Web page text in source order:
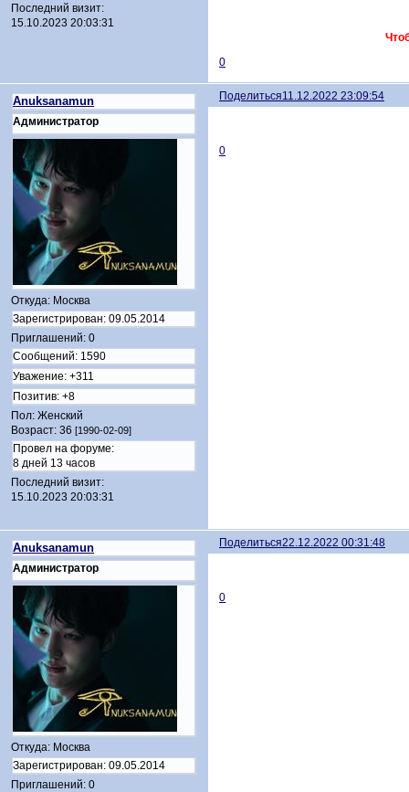
Последний визит:
15.10.2023 20:03:31
0
Поделиться11.12.2022 23:09:54
Anuksanamun
Администратор
Откуда: Москва
Зарегистрирован: 09.05.2014
Приглашений: 0
Сообщений: 1590
Уважение: +311
Позитив: +8
Пол: Женский
Возраст: 36 [1990-02-09]
Провел на форуме:
8 дней 13 часов
Последний визит:
15.10.2023 20:03:31
0
Поделиться22.12.2022 00:31:48
Anuksanamun
Администратор
Откуда: Москва
Зарегистрирован: 09.05.2014
Приглашений: 0
0